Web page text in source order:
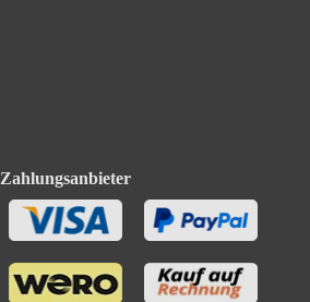
Zahlungsanbieter